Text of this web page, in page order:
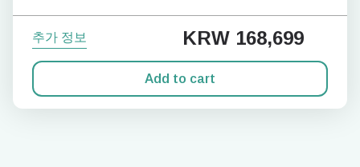
추가 정보 KRW 168,699
Add to cart